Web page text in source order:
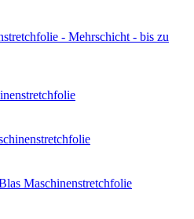
- Mehrschicht - bis zu
Maschinenstretchfolie